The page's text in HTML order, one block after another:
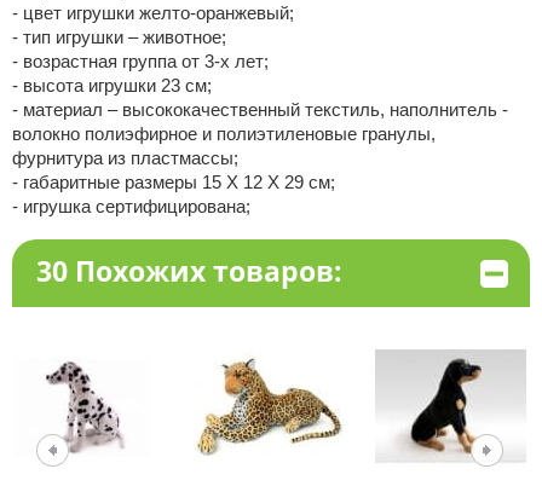
- цвет игрушки желто-оранжевый;
- тип игрушки – животное;
- возрастная группа от 3-х лет;
- высота игрушки 23 см;
- материал – высококачественный текстиль, наполнитель -
волокно полиэфирное и полиэтиленовые гранулы,
фурнитура из пластмассы;
- габаритные размеры 15 X 12 X 29 см;
- игрушка сертифицирована;
30 Похожих товаров: